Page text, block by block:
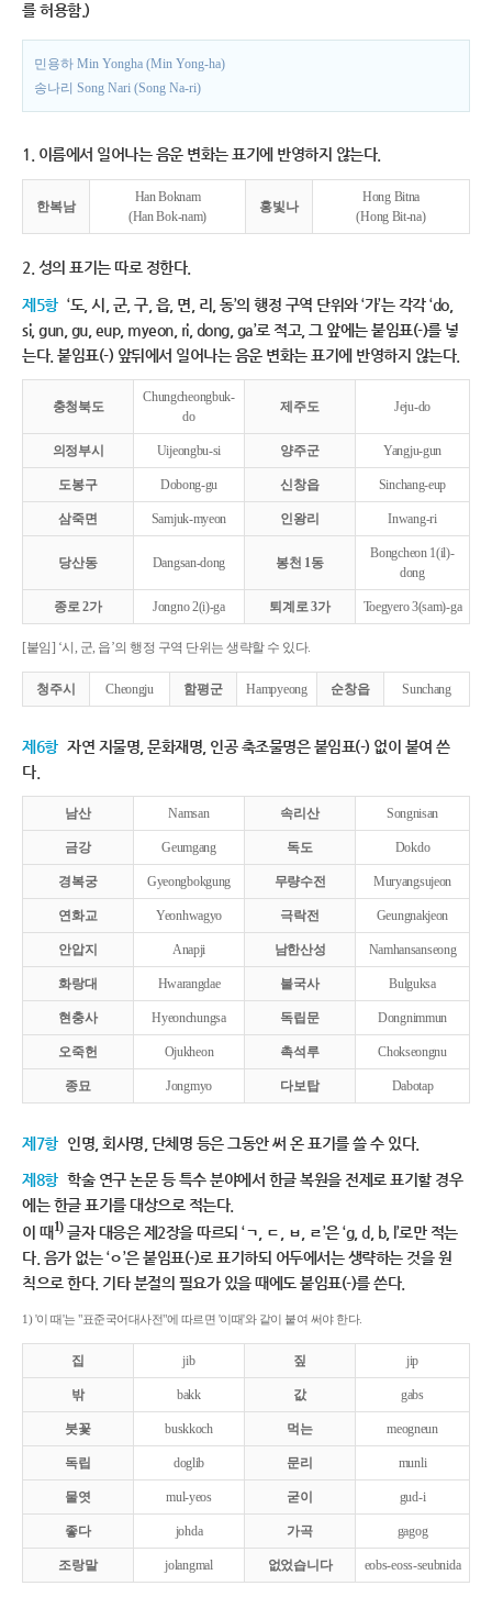
를 허용함.)
민용하 Min Yongha (Min Yong-ha)
송나리 Song Nari (Song Na-ri)
1. 이름에서 일어나는 음운 변화는 표기에 반영하지 않는다.
한복남
Han Boknam
(Han Bok-nam)
홍빛나
Hong Bitna
(Hong Bit-na)
2. 성의 표기는 따로 정한다.
제5항 ‘도, 시, 군, 구, 읍, 면, 리, 동’의 행정 구역 단위와 ‘가’는 각각 ‘do,
si, gun, gu, eup, myeon, ri, dong, ga’로 적고, 그 앞에는 붙임표(-)를 넣
는다. 붙임표(-) 앞뒤에서 일어나는 음운 변화는 표기에 반영하지 않는다.
충청북도
Chungcheongbuk-
do
제주도 Jeju-do
의정부시 Uijeongbu-si 양주군 Yangju-gun
도봉구 Dobong-gu 신창읍 Sinchang-eup
삼죽면 Samjuk-myeon 인왕리 Inwang-ri
당산동 Dangsan-dong 봉천 1동
Bongcheon 1(il)-
dong
종로 2가 Jongno 2(i)-ga 퇴계로 3가 Toegyero 3(sam)-ga
[붙임] ‘시, 군, 읍’의 행정 구역 단위는 생략할 수 있다.
청주시 Cheongju 함평군 Hampyeong 순창읍 Sunchang
제6항 자연 지물명, 문화재명, 인공 축조물명은 붙임표(-) 없이 붙여 쓴
다.
남산 Namsan 속리산 Songnisan
금강 Geumgang 독도 Dokdo
경복궁 Gyeongbokgung 무량수전 Muryangsujeon
연화교 Yeonhwagyo 극락전 Geungnakjeon
안압지 Anapji 남한산성 Namhansanseong
화랑대 Hwarangdae 불국사 Bulguksa
현충사 Hyeonchungsa 독립문 Dongnimmun
오죽헌 Ojukheon 촉석루 Chokseongnu
종묘 Jongmyo 다보탑 Dabotap
제7항 인명, 회사명, 단체명 등은 그동안 써 온 표기를 쓸 수 있다.
제8항 학술 연구 논문 등 특수 분야에서 한글 복원을 전제로 표기할 경우
에는 한글 표기를 대상으로 적는다.
이 때1)글자 대응은 제2장을 따르되 ‘ㄱ, ㄷ, ㅂ, ㄹ’은 ‘g, d, b, l’로만 적는
다. 음가 없는 ‘ㅇ’은 붙임표(-)로 표기하되 어두에서는 생략하는 것을 원
칙으로 한다. 기타 분절의 필요가 있을 때에도 붙임표(-)를 쓴다.
1) '이 때'는 "표준국어대사전"에 따르면 '이때'와 같이 붙여 써야 한다.
집 jib 짚 jip
밖 bakk 값 gabs
붓꽃 buskkoch 먹는 meogneun
독립 doglib 문리 munli
물엿 mul-yeos 굳이 gud-i
좋다 johda 가곡 gagog
조랑말 jolangmal 없었습니다 eobs-eoss-seubnida